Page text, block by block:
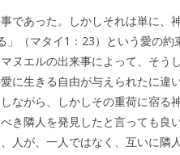
であった。しかしそれは単に
」（マタイ1：23）という愛の
ヌエルの出来事によって、そ
に生きる自由が与えられたに
ながら、しかしその重荷に宿る
き隣人を発見したと言っても
人が、一人ではなく、互いに